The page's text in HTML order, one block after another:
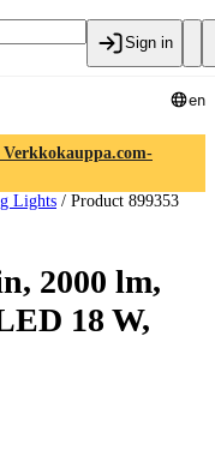
Sign in
en
Lights / Product 899353
2000 lm,
18 W,